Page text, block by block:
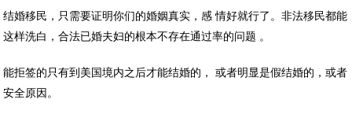
结婚移民，只需要证明你们的婚姻真实，感 情好就行了。非法移民都能
这样洗白，合法已婚夫妇的根本不存在通过率的问题 。
能拒签的只有到美国境内之后才能结婚的， 或者明显是假结婚的，或者
安全原因。